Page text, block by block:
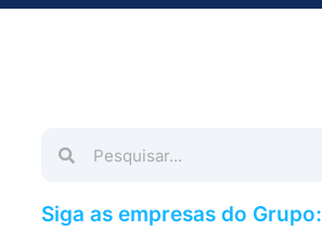
Siga as empresas do Grupo: